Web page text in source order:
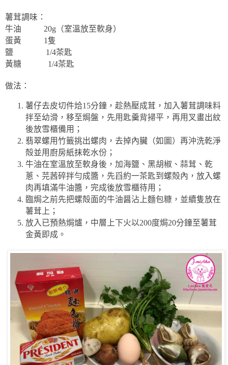
薯茸調味：
牛油 20g （室溫放至軟身）
蛋黃 1隻
鹽 1/4茶匙
黃糖 1/4茶匙
做法：
薯仔去皮切件烚15分鐘，趁熱壓成茸，加入薯茸調味料
拌至幼滑，移至焗盤，先用匙羹背掃平，再用叉畫出紋
後放雪櫃備用；
翡翠螺用竹籤挑出螺肉，去掉內臟（如圖）再沖洗乾淨
殻並用廚房紙抹乾水份；
牛油在室溫放至軟身後，加海鹽、黑胡椒、蒜茸、乾
蔥、芫茜碎拌勻成醬，先舀約一茶匙到螺殻內，放入螺
肉再填滿牛油醬，完成後放雪櫃待用；
臨焗之前先把螺殻面的牛油醤沾上麵包糠，並續隻放在
薯茸上；
放入已預熱焗爐，中層上下火以200度焗20分鐘至薯茸
金黃即成。